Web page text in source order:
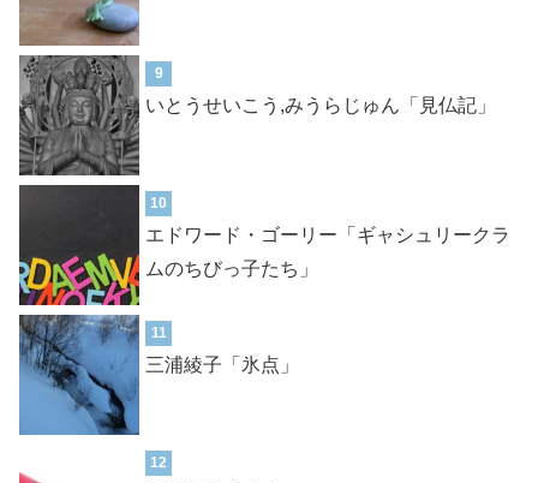
9
いとうせいこう,みうらじゅん「見仏記」
10
エドワード・ゴーリー「ギャシュリークラ
ムのちびっ子たち」
11
三浦綾子「氷点」
12